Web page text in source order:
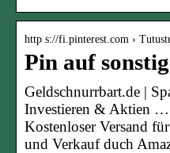
http s://fi.pinterest.com ›
Pin auf
Geldschnurrbart.de |
Investieren & Aktien
Kostenloser Versand
und Verkauf duch